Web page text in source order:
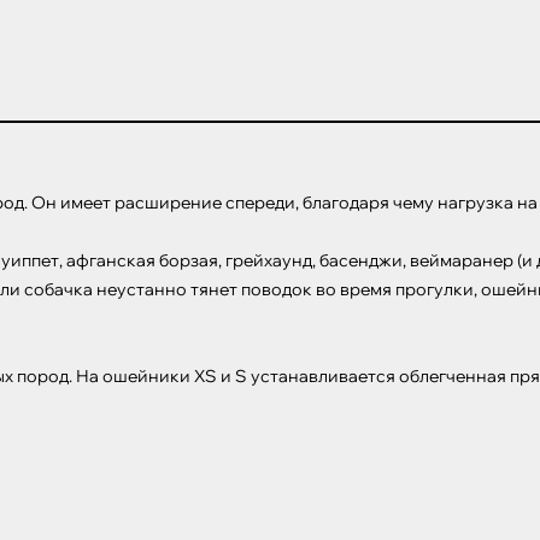
Он имеет расширение спереди, благодаря чему нагрузка
афганская борзая, грейхаунд, басенджи, веймаранер
собачка неустанно тянет поводок во время прогулки,
На ошейники XS и S устанавливается облегченная